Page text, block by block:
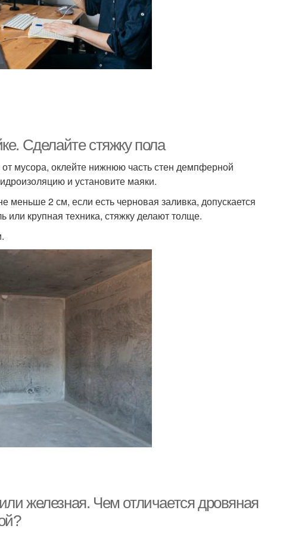
Сделайте стяжку пола
от мусора, оклейте нижнюю часть стен демпферной
и установите маяки.
2 см, если есть черновая заливка, допускается
или крупная техника, стяжку делают толще.
железная. Чем отличается дровяная